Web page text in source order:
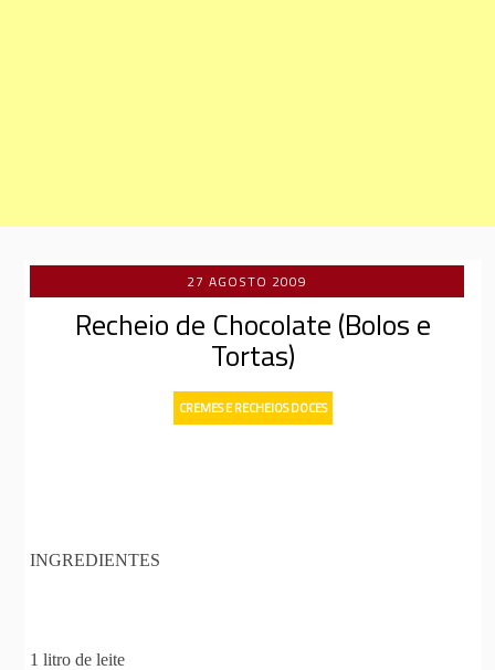
27 AGOSTO 2009
Recheio de Chocolate (Bolos e
Tortas)
CREMES E RECHEIOS DOCES
INGREDIENTES
1 litro de leite